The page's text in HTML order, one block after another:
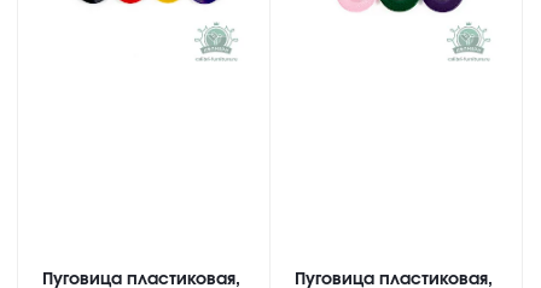
Пуговица пластиковая,
Пуговица пластиковая,